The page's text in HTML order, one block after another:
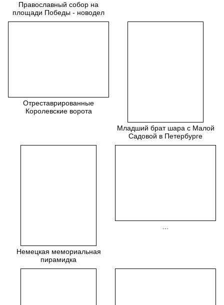
Православный собор на
площади Победы - новодел
Отреставрированные
Королевские ворота
Младший брат шара с Малой
Садовой в Петербурге
Немецкая мемориальная
пирамидка